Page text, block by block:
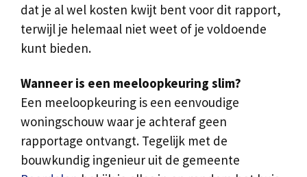
dat je al wel kosten kwijt bent voor dit rapport,
terwijl je helemaal niet weet of je voldoende
kunt bieden.
Wanneer is een meeloopkeuring slim?
Een meeloopkeuring is een eenvoudige
woningschouw waar je achteraf geen
rapportage ontvangt. Tegelijk met de
bouwkundig ingenieur uit de gemeente